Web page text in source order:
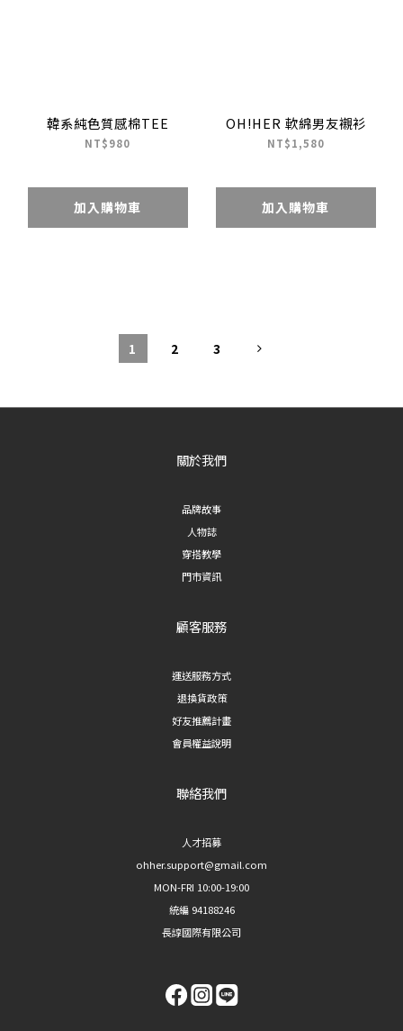
韓系純色質感棉TEE
NT$980
加入購物車
OH!HER 軟綿男友襯衫
NT$1,580
加入購物車
1 2 3
關於我們
品牌故事
人物誌
穿搭教學
門市資訊
顧客服務
運送服務方式
退換貨政策
好友推薦計畫
會員權益說明
聯絡我們
人才招募
ohher.support@gmail.com
MON-FRI 10:00-19:00
統編 94188246
長諄國際有限公司